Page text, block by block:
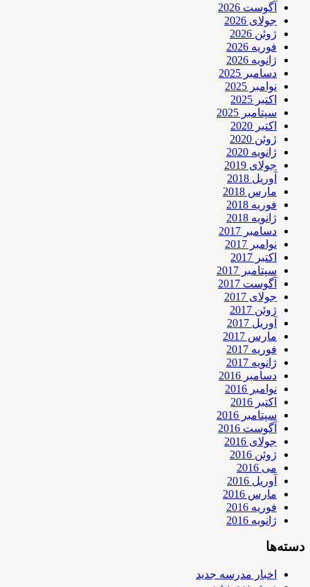
آگوست 2026
جولای 2026
ژوئن 2026
فوریه 2026
ژانویه 2026
دسامبر 2025
نوامبر 2025
اکتبر 2025
سپتامبر 2025
اکتبر 2020
ژوئن 2020
ژانویه 2020
جولای 2019
آوریل 2018
مارس 2018
فوریه 2018
ژانویه 2018
دسامبر 2017
نوامبر 2017
اکتبر 2017
سپتامبر 2017
آگوست 2017
جولای 2017
ژوئن 2017
آوریل 2017
مارس 2017
فوریه 2017
ژانویه 2017
دسامبر 2016
نوامبر 2016
اکتبر 2016
سپتامبر 2016
آگوست 2016
جولای 2016
ژوئن 2016
می 2016
آوریل 2016
مارس 2016
فوریه 2016
ژانویه 2016
دسته‌ها
اخبار مدرسه جدید